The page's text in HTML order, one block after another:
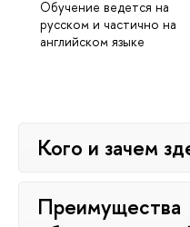
Обучение ведется на
русском и частично на
английском языке
Кого и зачем
Преимущества